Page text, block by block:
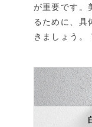
が重要です。
るために、具
きましょう。